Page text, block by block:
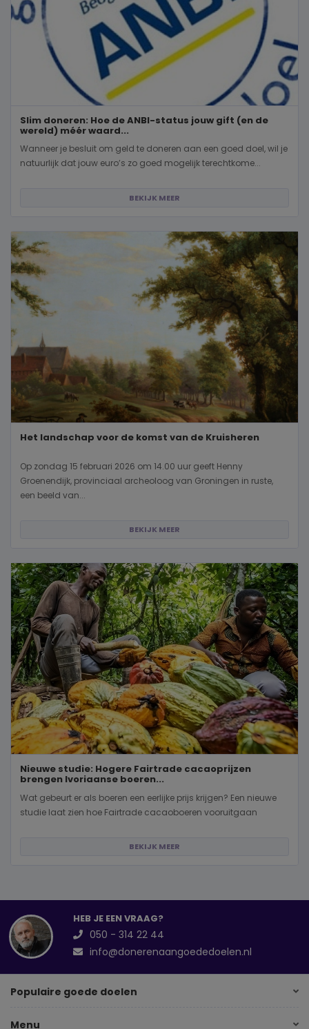
Slim doneren: Hoe de ANBI-status jouw gift (en de
wereld) méér waard...
Wanneer je besluit om geld te doneren aan een goed doel, wil je
natuurlijk dat jouw euro’s zo goed mogelijk terechtkome...
BEKIJK MEER
Het landschap voor de komst van de Kruisheren
Op zondag 15 februari 2026 om 14.00 uur geeft Henny
Groenendijk, provinciaal archeoloog van Groningen in ruste,
een beeld van...
BEKIJK MEER
Nieuwe studie: Hogere Fairtrade cacaoprijzen
brengen Ivoriaanse boeren...
Wat gebeurt er als boeren een eerlijke prijs krijgen? Een nieuwe
studie laat zien hoe Fairtrade cacaoboeren vooruitgaan
BEKIJK MEER
HEB JE EEN VRAAG?
050 - 314 22 44
info@donerenaangoededoelen.nl
Populaire goede doelen
Menu